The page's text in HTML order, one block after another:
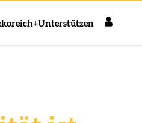
Unterstützen